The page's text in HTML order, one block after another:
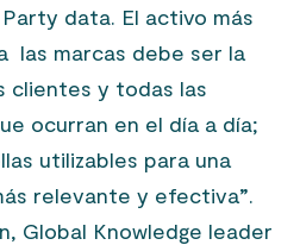
data. El activo más
las marcas debe ser la
clientes y todas las
ocurran en el día a día;
utilizables para una
relevante y efectiva”.
Global Knowledge leader